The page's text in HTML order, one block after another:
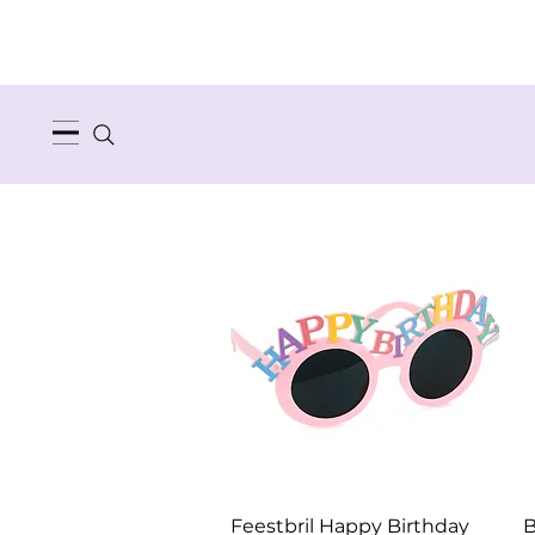
Snel overzicht
Feestbril Happy Birthday